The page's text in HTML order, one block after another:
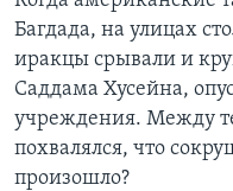
поискДИСКУССИЯ VOA
ДЕТАЛИ
НЬЮ-ЙОРК NEW YORK
АРТЕФАКТЫ
АМЕРИКАНСКИЕ
ТЕСТЫ
ЗА СВОБОДУ ПРЕССЫ
УЧИМ АНГЛИЙСКИЙ
ВИДЕО
ПОДПИСКА НА
Багдада, на улицах
иракцы срывали и
Саддама Хусейна,
учреждения. Между
похвалялся, что
произошло?